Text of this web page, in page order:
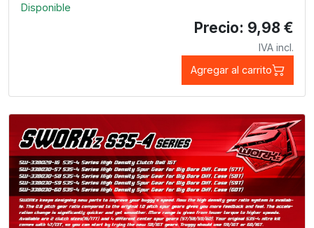
Disponible
Precio: 9,98 €
IVA incl.
Agregar al carrito